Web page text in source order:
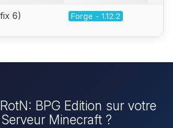
6) Forge - 1.12.2
BPG Edition sur votre
Minecraft ?